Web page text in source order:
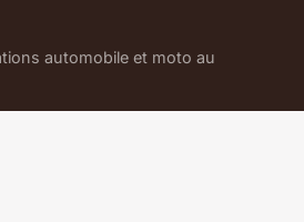
automobile et moto au